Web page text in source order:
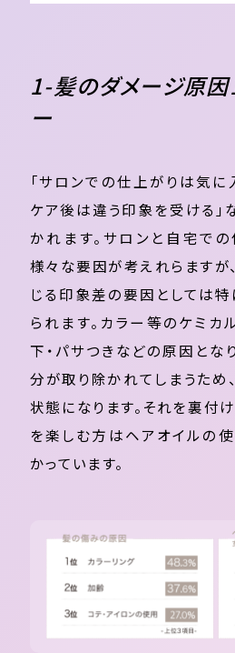
1-髪のダメージ原
ー
「サロンでの仕上がりは気に
ケア後は違う印象を受ける」
かれます。サロンと自宅で
様々な要因が考えれらますが
じる印象差の要因としては特
られます。カラー等のケミカ
下・パサつきなどの原因とな
分が取り除かれてしまうため
状態になります。それを裏付
を楽しむ方はヘアオイルの
かっています。